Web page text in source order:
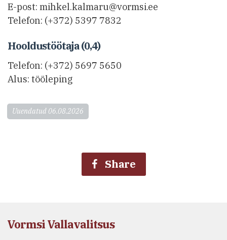
E-post: mihkel.kalmaru@vormsi.ee
Telefon: (+372) 5397 7832
Hooldustöötaja (0,4)
Telefon: (+372) 5697 5650
Alus: tööleping
Uuendatud 06.08.2026
Share
Vormsi Vallavalitsus